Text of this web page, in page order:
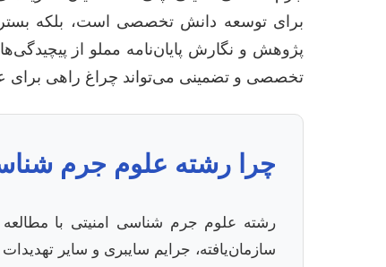
برای توسعه دانش تخصصی است، بلکه بستری
پژوهش و نگارش پایان‌نامه مملو از
تخصصی و تضمینی می‌تواند چراغ راهی برای
چرا رشته علوم جرم
رشته علوم جرم شناسی امنیتی با مطالعه
سازمان‌یافته، جرایم سایبری و سایر